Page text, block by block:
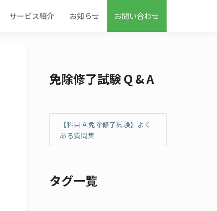
サービス紹介 お知らせ お問い合わせ
免除修了試験 Q & A
【科目 A 免除修了試験】よく
ある質問集
タグ一覧